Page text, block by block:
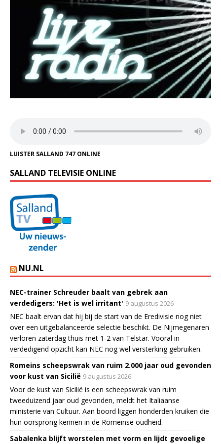
LUISTER SALLAND 747 ONLINE
SALLAND TELEVISIE ONLINE
NU.NL
NEC-trainer Schreuder baalt van gebrek aan
verdedigers: 'Het is wel irritant' 9 augustus 2026
NEC baalt ervan dat hij bij de start van de Eredivisie nog niet
over een uitgebalanceerde selectie beschikt. De Nijmegenaren
verloren zaterdag thuis met 1-2 van Telstar. Vooral in
verdedigend opzicht kan NEC nog wel versterking gebruiken.
Romeins scheepswrak van ruim 2.000 jaar oud gevonden
voor kust van Sicilië 9 augustus 2026
Voor de kust van Sicilië is een scheepswrak van ruim
tweeduizend jaar oud gevonden, meldt het Italiaanse
ministerie van Cultuur. Aan boord liggen honderden kruiken die
hun oorsprong kennen in de Romeinse oudheid.
Sabalenka blijft worstelen met vorm en lijdt gevoelige